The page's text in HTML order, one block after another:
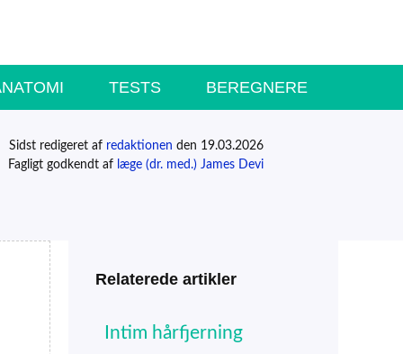
TESTS BEREGNERE
Sidst redigeret af redaktionen den 19.03.2026
Fagligt godkendt af læge (dr. med.) James Devi
Relaterede artikler
Intim hårfjerning